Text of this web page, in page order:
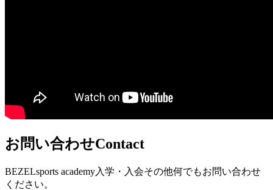
お問い合わせContact
BEZELsports academy入学・入会その他何でもお問い合わせ
ください。